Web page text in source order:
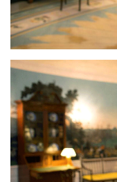
LATIMO.HU
GLOBOBOOK